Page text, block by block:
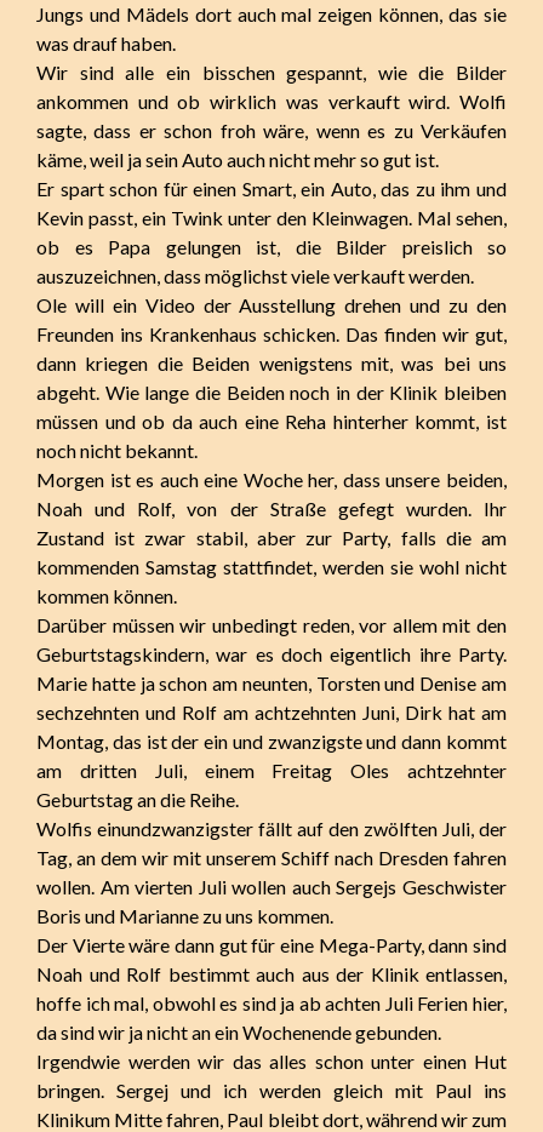
Jungs und Mädels dort auch mal zeigen können, das sie
was drauf haben.
Wir sind alle ein bisschen gespannt, wie die Bilder
ankommen und ob wirklich was verkauft wird. Wolfi
sagte, dass er schon froh wäre, wenn es zu Verkäufen
käme, weil ja sein Auto auch nicht mehr so gut ist.
Er spart schon für einen Smart, ein Auto, das zu ihm und
Kevin passt, ein Twink unter den Kleinwagen. Mal sehen,
ob es Papa gelungen ist, die Bilder preislich so
auszuzeichnen, dass möglichst viele verkauft werden.
Ole will ein Video der Ausstellung drehen und zu den
Freunden ins Krankenhaus schicken. Das finden wir gut,
dann kriegen die Beiden wenigstens mit, was bei uns
abgeht. Wie lange die Beiden noch in der Klinik bleiben
müssen und ob da auch eine Reha hinterher kommt, ist
noch nicht bekannt.
Morgen ist es auch eine Woche her, dass unsere beiden,
Noah und Rolf, von der Straße gefegt wurden. Ihr
Zustand ist zwar stabil, aber zur Party, falls die am
kommenden Samstag stattfindet, werden sie wohl nicht
kommen können.
Darüber müssen wir unbedingt reden, vor allem mit den
Geburtstagskindern, war es doch eigentlich ihre Party.
Marie hatte ja schon am neunten, Torsten und Denise am
sechzehnten und Rolf am achtzehnten Juni, Dirk hat am
Montag, das ist der ein und zwanzigste und dann kommt
am dritten Juli, einem Freitag Oles achtzehnter
Geburtstag an die Reihe.
Wolfis einundzwanzigster fällt auf den zwölften Juli, der
Tag, an dem wir mit unserem Schiff nach Dresden fahren
wollen. Am vierten Juli wollen auch Sergejs Geschwister
Boris und Marianne zu uns kommen.
Der Vierte wäre dann gut für eine Mega-Party, dann sind
Noah und Rolf bestimmt auch aus der Klinik entlassen,
hoffe ich mal, obwohl es sind ja ab achten Juli Ferien hier,
da sind wir ja nicht an ein Wochenende gebunden.
Irgendwie werden wir das alles schon unter einen Hut
bringen. Sergej und ich werden gleich mit Paul ins
Klinikum Mitte fahren, Paul bleibt dort, während wir zum